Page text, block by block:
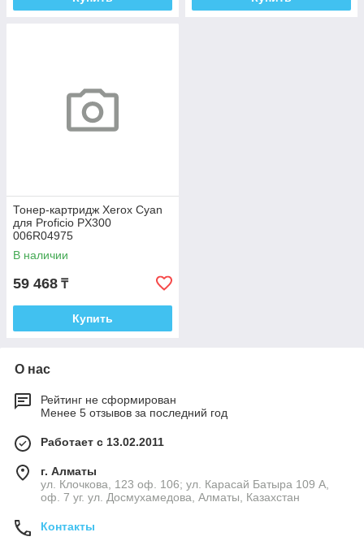
Тонер-картридж Xerox Cyan
для Proficio PX300
006R04975
В наличии
59 468 ₸
Купить
О нас
Рейтинг не сформирован
Менее 5 отзывов за последний год
Работает с 13.02.2011
г. Алматы
ул. Клочкова, 123 оф. 106; ул. Карасай Батыра 109 А,
оф. 7 уг. ул. Досмухамедова, Алматы, Казахстан
Контакты